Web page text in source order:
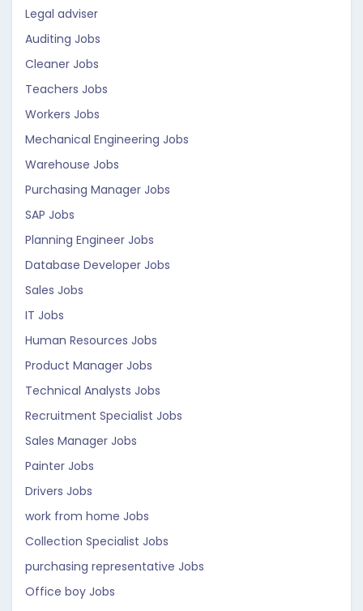
Legal adviser
Auditing Jobs
Cleaner Jobs
Teachers Jobs
Workers Jobs
Mechanical Engineering Jobs
Warehouse Jobs
Purchasing Manager Jobs
SAP Jobs
Planning Engineer Jobs
Database Developer Jobs
Sales Jobs
IT Jobs
Human Resources Jobs
Product Manager Jobs
Technical Analysts Jobs
Recruitment Specialist Jobs
Sales Manager Jobs
Painter Jobs
Drivers Jobs
work from home Jobs
Collection Specialist Jobs
purchasing representative Jobs
Office boy Jobs